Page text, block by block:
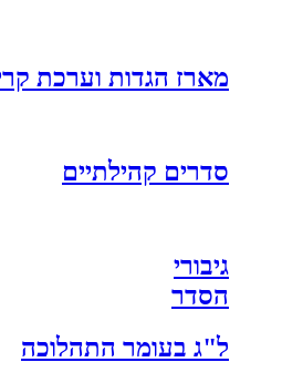
מארז הגדות וערכת
סדרים קהילתיים
גיבורי
הסדר
ל"ג בעומר התהלוכה